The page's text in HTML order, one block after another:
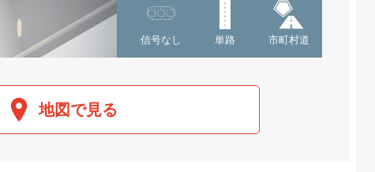
信号なし 単路 市町村道
地図で見る